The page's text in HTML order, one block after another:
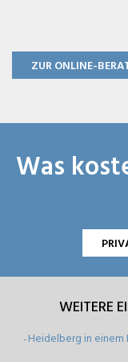
ZUR ONLINE-
Was
WEITERE
- Heidelberg in